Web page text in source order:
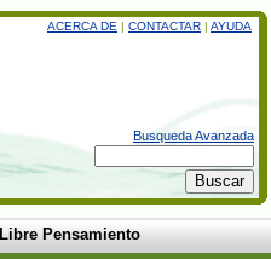
ACERCA DE | CONTACTAR | AYUDA
Busqueda Avanzada
Libre Pensamiento